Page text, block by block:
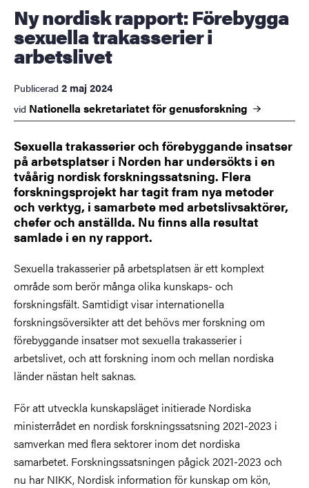
Ny nordisk rapport: Förebygga
sexuella trakasserier i
arbetslivet
Publicerad 2 maj 2024
vid Nationella sekretariatet förgenusforskning
Sexuella trakasserier och förebyggande insatser
på arbetsplatser i Norden har undersökts i en
tvåårig nordisk forskningssatsning. Flera
forskningsprojekt har tagit fram nya metoder
och verktyg, i samarbete med arbetslivsaktörer,
chefer och anställda. Nu finns alla resultat
samlade i en ny rapport.
Sexuella trakasserier på arbetsplatsen är ett komplext
område som berör många olika kunskaps- och
forskningsfält. Samtidigt visar internationella
forskningsöversikter att det behövs mer forskning om
förebyggande insatser mot sexuella trakasserier i
arbetslivet, och att forskning inom och mellan nordiska
länder nästan helt saknas.
För att utveckla kunskapsläget initierade Nordiska
ministerrådet en nordisk forskningssatsning 2021-2023 i
samverkan med flera sektorer inom det nordiska
samarbetet. Forskningssatsningen pågick 2021-2023 och
nu har NIKK, Nordisk information för kunskap om kön,